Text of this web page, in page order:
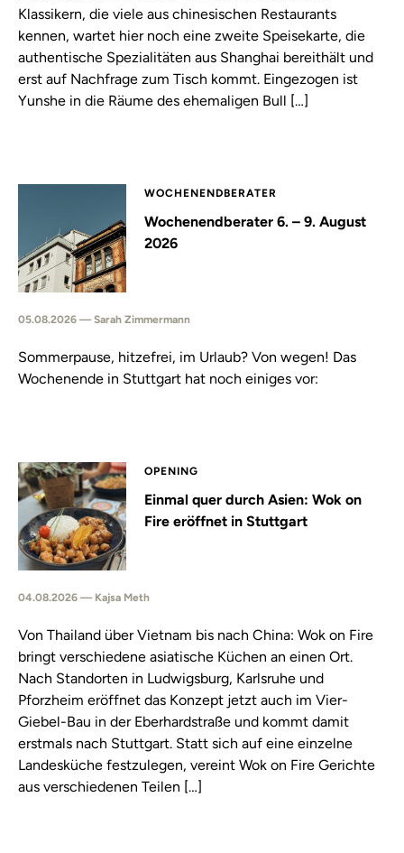
Klassikern, die viele aus chinesischen Restaurants
kennen, wartet hier noch eine zweite Speisekarte, die
authentische Spezialitäten aus Shanghai bereithält und
erst auf Nachfrage zum Tisch kommt. Eingezogen ist
Yunshe in die Räume des ehemaligen Bull […]
WOCHENENDBERATER
Wochenendberater 6. – 9. August
2026
05.08.2026 — Sarah Zimmermann
Sommerpause, hitzefrei, im Urlaub? Von wegen! Das
Wochenende in Stuttgart hat noch einiges vor:
OPENING
Einmal quer durch Asien: Wok on
Fire eröffnet in Stuttgart
04.08.2026 — Kajsa Meth
Von Thailand über Vietnam bis nach China: Wok on Fire
bringt verschiedene asiatische Küchen an einen Ort.
Nach Standorten in Ludwigsburg, Karlsruhe und
Pforzheim eröffnet das Konzept jetzt auch im Vier-
Giebel-Bau in der Eberhardstraße und kommt damit
erstmals nach Stuttgart. Statt sich auf eine einzelne
Landesküche festzulegen, vereint Wok on Fire Gerichte
aus verschiedenen Teilen […]